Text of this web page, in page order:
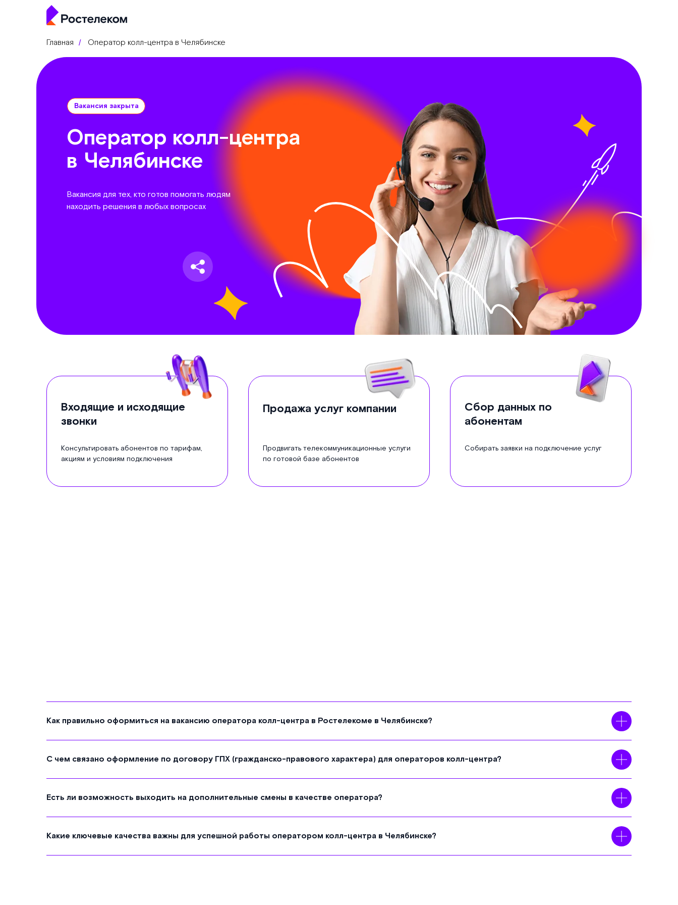
Главная / Оператор колл-центра в Челябинске
Оператор колл-центра
в Челябинске
Вакансия для тех, кто готов помогать людям
находить решения в любых вопросах
Вакансия закрыта
Входящие и исходящие
звонки
Консультировать абонентов по тарифам,
акциям и условиям подключения
Сбор данных по
абонентам
Продажа услуг компании
Собирать заявки на подключение услуг
Продвигать телекоммуникационные услуги
по готовой базе абонентов
Как правильно оформиться на вакансию оператора колл-центра в Ростелекоме в Челябинске?
С чем связано оформление по договору ГПХ (гражданско-правового характера) для операторов колл-центра?
Есть ли возможность выходить на дополнительные смены в качестве оператора?
Какие ключевые качества важны для успешной работы оператором колл-центра в Челябинске?
Блог